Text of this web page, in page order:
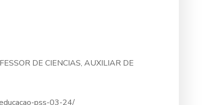
DE CIENCIAS, AUXILIAR DE
pss-03-24/